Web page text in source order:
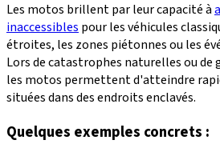
Les motos brillent par leur capacité à
inaccessiblespour les véhicules
étroites, les zones piétonnes ou les
Lors de catastrophes naturelles ou de
les motos permettent d'atteindre
situées dans des endroits enclavés.
Quelques exemples concrets :